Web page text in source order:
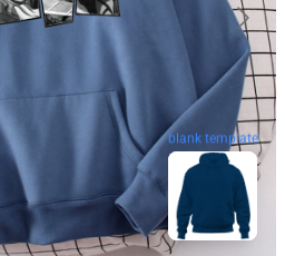
blank template